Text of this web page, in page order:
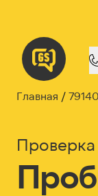
Главная
Проверка